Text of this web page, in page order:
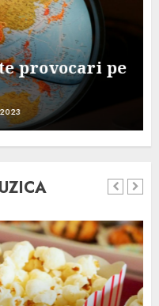
provocari pe